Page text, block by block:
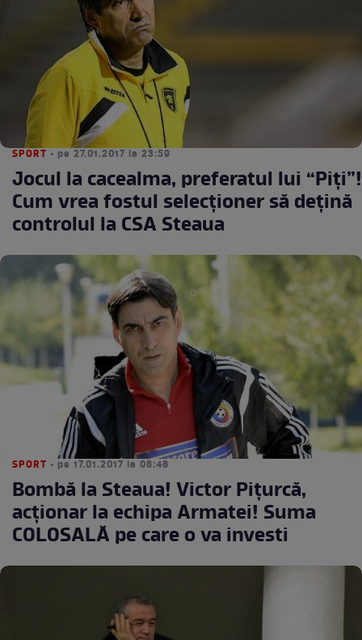
SPORT • pe 27.01.2017 la 23:59
Jocul la cacealma, preferatul lui “Piţi”!
Cum vrea fostul selecţioner să deţină
controlul la CSA Steaua
SPORT • pe 17.01.2017 la 08:48
Bombă la Steaua! Victor Pițurcă,
acționar la echipa Armatei! Suma
COLOSALĂ pe care o va investi